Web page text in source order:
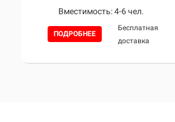
Вместимость: 4-6 чел.
ПОДРОБНЕЕ
Бесплатная
доставка